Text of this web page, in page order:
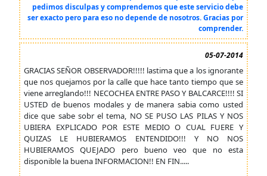
pedimos disculpas y comprendemos que este servicio debe
ser exacto pero para eso no depende de nosotros. Gracias por
comprender.
05-07-2014
GRACIAS SEÑOR OBSERVADOR!!!!! lastima que a los ignorante
que nos quejamos por la calle que hace tanto tiempo que se
viene arreglando!!! NECOCHEA ENTRE PASO Y BALCARCE!!!! SI
USTED de buenos modales y de manera sabia como usted
dice que sabe sobr el tema, NO SE PUSO LAS PILAS Y NOS
UBIERA EXPLICADO POR ESTE MEDIO O CUAL FUERE Y
QUIZAS LE HUBIERAMOS ENTENDIDO!!! Y NO NOS
HUBIERAMOS QUEJADO pero bueno veo que no esta
disponible la buena INFORMACION!! EN FIN.....